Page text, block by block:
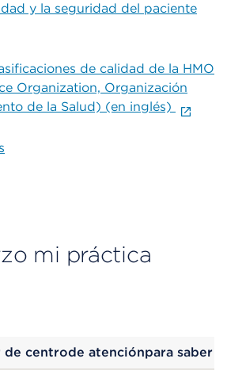
y la seguridad del paciente
de calidad de la HMO
Organization, Organización
de la Salud) (en inglés)
mi práctica
de centrode atenciónpara saber